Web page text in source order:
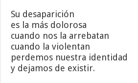
Su desaparición
es la más dolorosa
cuando nos la arrebatan
cuando la violentan
perdemos nuestra identidad
y dejamos de existir.